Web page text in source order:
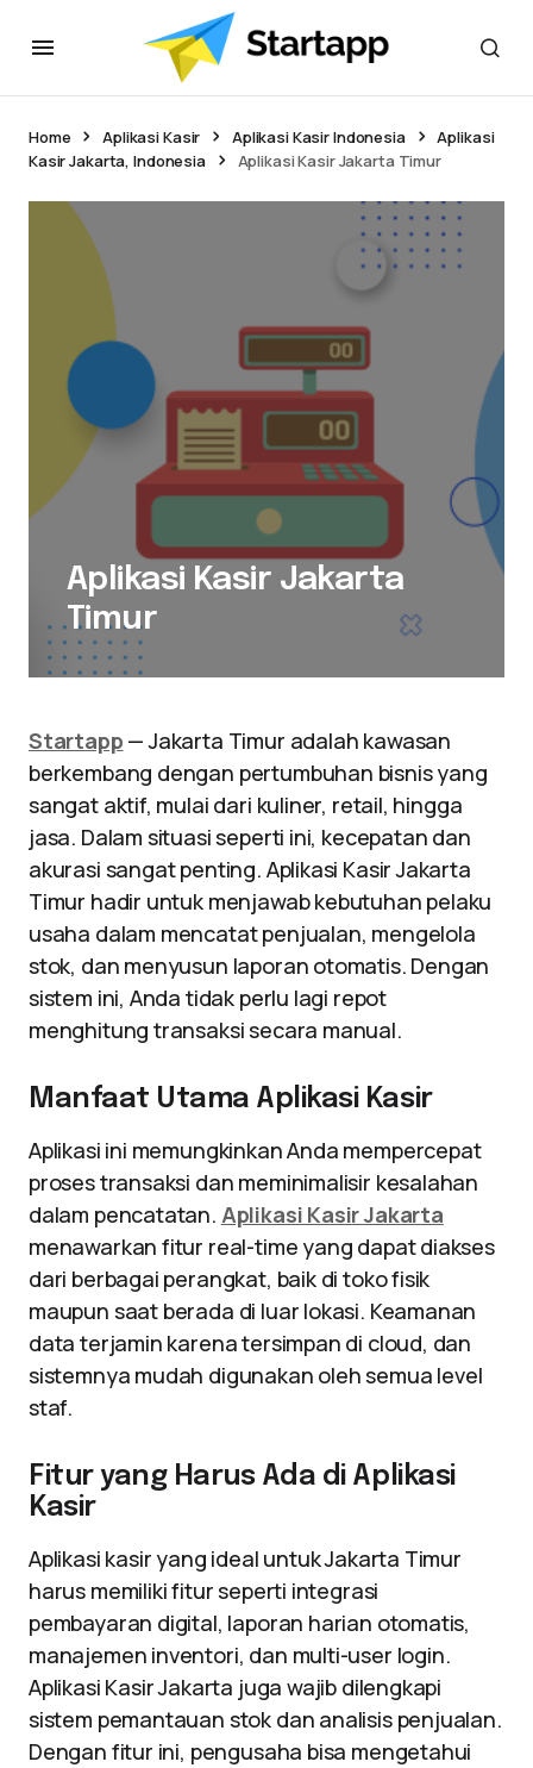
Home Aplikasi Kasir Aplikasi Kasir Indonesia
Aplikasi
Kasir Jakarta, Indonesia
Aplikasi Kasir Jakarta Timur
Aplikasi Kasir Jakarta
Timur
Startapp — Jakarta Timur adalah kawasan
berkembang dengan pertumbuhan bisnis yang
sangat aktif, mulai dari kuliner, retail, hingga
jasa. Dalam situasi seperti ini, kecepatan dan
akurasi sangat penting. Aplikasi Kasir Jakarta
Timur hadir untuk menjawab kebutuhan pelaku
usaha dalam mencatat penjualan, mengelola
stok, dan menyusun laporan otomatis. Dengan
sistem ini, Anda tidak perlu lagi repot
menghitung transaksi secara manual.
Manfaat Utama Aplikasi Kasir
Aplikasi ini memungkinkan Anda mempercepat
proses transaksi dan meminimalisir kesalahan
dalam pencatatan. Aplikasi Kasir Jakarta
menawarkan fitur real-time yang dapat diakses
dari berbagai perangkat, baik di toko fisik
maupun saat berada di luar lokasi. Keamanan
data terjamin karena tersimpan di cloud, dan
sistemnya mudah digunakan oleh semua level
staf.
Fitur yang Harus Ada di Aplikasi
Kasir
Aplikasi kasir yang ideal untuk Jakarta Timur
harus memiliki fitur seperti integrasi
pembayaran digital, laporan harian otomatis,
manajemen inventori, dan multi-user login.
Aplikasi Kasir Jakarta juga wajib dilengkapi
sistem pemantauan stok dan analisis penjualan.
Dengan fitur ini, pengusaha bisa mengetahui